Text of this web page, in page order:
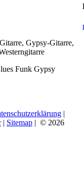
Gypsy-Gitarre,
Funk Gypsy
|
| Sitemap | © 2026